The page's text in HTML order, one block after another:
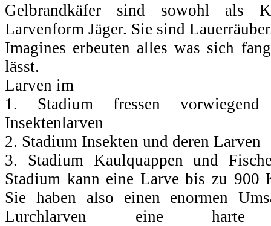
Gelbrandkäfer sind sowohl als
Larvenform Jäger. Sie sind
Imagines erbeuten alles was sich
lässt.
Larven im
1. Stadium fressen vorwiegend
Insektenlarven
2. Stadium Insekten und deren Larven
3. Stadium Kaulquappen und
Stadium kann eine Larve bis zu 900
Sie haben also einen enormen
Lurchlarven eine